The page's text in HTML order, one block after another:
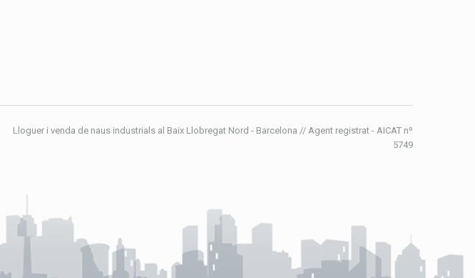
Lloguer i venda de naus industrials al Baix Llobregat Nord - Barcelona // Agent registrat - AICAT nº
5749